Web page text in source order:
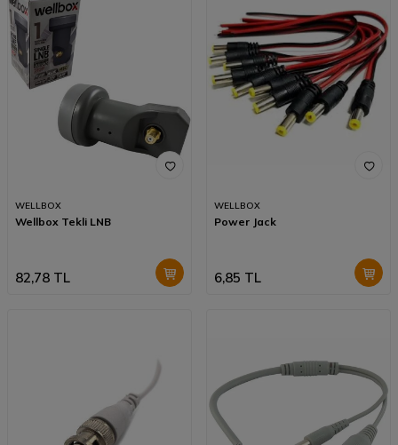
WELLBOX
Wellbox Tekli LNB
82,78 TL
WELLBOX
Power Jack
6,85 TL